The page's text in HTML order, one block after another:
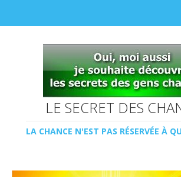
LE SECRET DES
LA CHANCE N'EST PAS RÉSERVÉE À